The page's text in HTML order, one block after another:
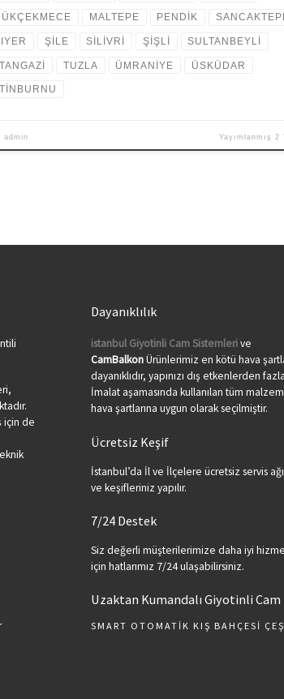
MALTEPE PENDİK
ŞİLE SİLİVRİ ŞİŞLİ SULTANBEYLİ
TUZLA ÜMRANİYE ÜSKÜDAR
admin Yayımlanmış 2
için de
Dayanıklılık
istanbul Giyotinli Cam Sistemlerive
CamBalkonÜrünlerimiz en kötü hava
dayanıklıdır, yapınızı dış etkenlerden
İmalat aşamasında kullanılan tüm
hava şartlarına uygun olarak seçilmiştir.
Ücretsiz Keşif
İstanbul’da İl ve İlçelere ücretsiz servis
ve keşifleriniz yapılır.
7/24 Destek
Siz değerli müşterilerimize daha iyi
için hatlarımız 7/24 ulaşabilirsiniz.
Uzaktan Kumandalı Giyotinli Cam
SMART OTOMATIK KIŞ BAHÇESI